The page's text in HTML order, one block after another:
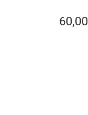
60,00